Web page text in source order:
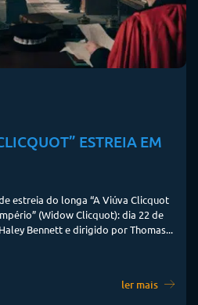
ESTREIA EM
estreia do longa “A Viúva Clicquot
(Widow Clicquot): dia 22 de
Bennett e dirigido por Thomas...
ler mais